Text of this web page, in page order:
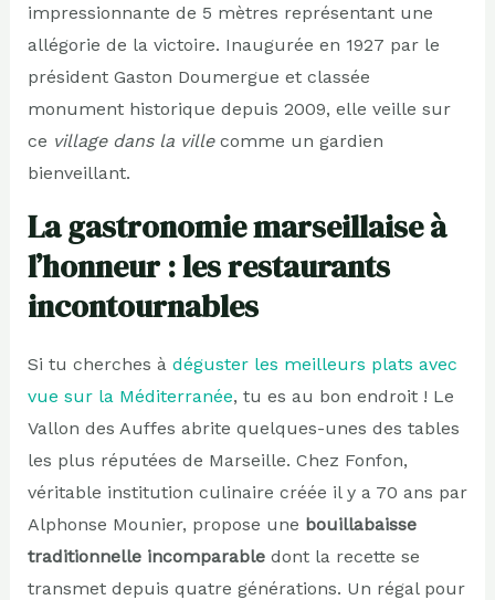
impressionnante de 5 mètres représentant une
allégorie de la victoire. Inaugurée en 1927 par le
président Gaston Doumergue et classée
monument historique depuis 2009, elle veille sur
ce village dans la villecomme un gardien
bienveillant.
La gastronomie marseillaise à
l’honneur : les restaurants
incontournables
Si tu cherches à déguster les meilleurs plats avec
vue sur la Méditerranée, tu es au bon endroit ! Le
Vallon des Auffes abrite quelques-unes des tables
les plus réputées de Marseille. Chez Fonfon,
véritable institution culinaire créée il y a 70 ans par
Alphonse Mounier, propose une bouillabaisse
traditionnelle incomparabledont la recette se
transmet depuis quatre générations. Un régal pour